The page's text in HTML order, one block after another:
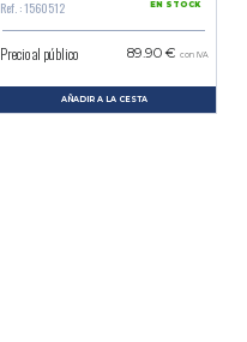
Ref. : 1560512 EN STOCK
Precio al público 89.90 € con IVA
AÑADIR A LA CESTA